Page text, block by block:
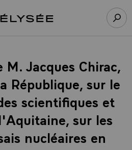
Retour à l’accueil Élysée
M. Jacques Chirac,
République, sur le
scientifiques et
sur les
nucléaires en